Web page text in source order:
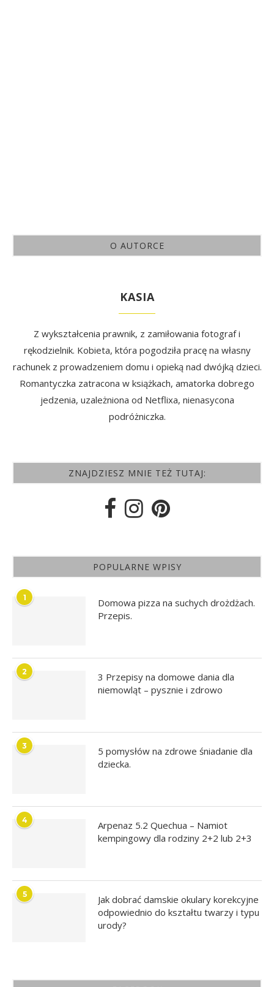
O AUTORCE
KASIA
Z wykształcenia prawnik, z zamiłowania fotograf i
rękodzielnik. Kobieta, która pogodziła pracę na własny
rachunek z prowadzeniem domu i opieką nad dwójką dzieci.
Romantyczka zatracona w książkach, amatorka dobrego
jedzenia, uzależniona od Netflixa, nienasycona
podróżniczka.
ZNAJDZIESZ MNIE TEŻ TUTAJ:
POPULARNE WPISY
1
Domowa pizza na suchych drożdżach.
Przepis.
2
3 Przepisy na domowe dania dla
niemowląt – pysznie i zdrowo
3
5 pomysłów na zdrowe śniadanie dla
dziecka.
4
Arpenaz 5.2 Quechua – Namiot
kempingowy dla rodziny 2+2 lub 2+3
5
Jak dobrać damskie okulary korekcyjne
odpowiednio do kształtu twarzy i typu
urody?